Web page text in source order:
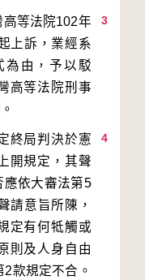
3
等法院102年
上訴，業經系
為由，予以駁
高等法院刑事
4
終局判決於憲
開規定，其聲
應依大審法第5
請意旨所陳，
定有何牴觸或
則及人身自由
款規定不合。